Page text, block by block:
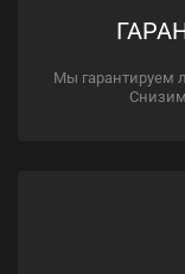
Мы гарантируем